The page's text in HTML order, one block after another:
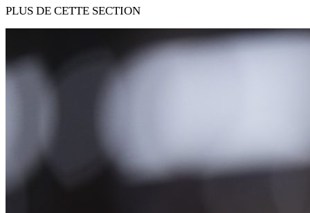
PLUS DE CETTE SECTION